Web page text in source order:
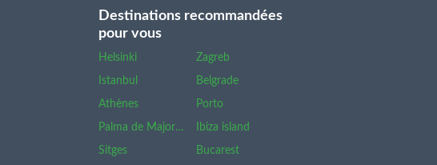
Destinations recommandées
pour vous
Helsinki Zagreb
Istanbul Belgrade
Athènes Porto
Palma de Majorque Ibiza island
Sitges Bucarest